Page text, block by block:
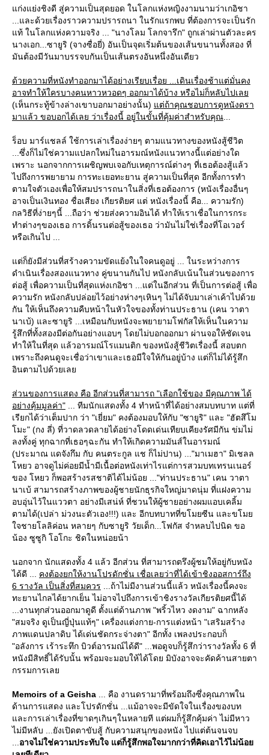
ก่งแย่งชิงดี สู่ความเป็นสุดยอด ในโลกแห่งหญิงงามนามว่าเกอิชา
...และด้วยเรื่องราวความปรารถนา ในรักแรกพบ ที่ต้องการจะเป็นรัก
ท้ ในโลกแห่งความจริง ... "นางโลม โลกจารึก" ถูกเล่าผ่านตัวละคร
นางเอก...ซายูริ (จางซื่อยี่) อันเป็นจุดเริ่มต้นของเส้นขนานทั้งสอง ที่
มันต้องมีวันมาบรรจบกันเป็นเส้นตรงอันหนึ่งอันเดียว
ด้วยความที่หนังทำออกมาได้อย่างเรียบเรื่อย ...เดินเรื่องช้าแต่มั่นคง
อาจทำให้ใครบางคนหาวหวอดๆ ออกมาได้บ้าง หรือไม่ก็หลับไปเล
(เห็นกระทู้ข้างล่างเขาบอกมาอย่างนั้น) ต่ถ้าคุณชอบการดูหนังดรา
มาแล้ว ขอบอกได้เลย ว่าเรื่องนี้ อยู่ในขั้นที่คุ้มค่าสำหรับคุณ...
ร็อบ มาร์แชลล์ ใช้การเล่าเรื่องง่ายๆ ตามแนวทางของหนังสู้ชีวิต
...ซึ่งก็ไม่ใช่ความแปลกใหม่ในอารมณ์หนังแนวทางนี้แต่อย่างใด
เพราะ นอกจากการเผชิญพบเจอกับเหตุการณ์ต่างๆ ที่เธอต้องสู้แล้ว
ไปถึงการพยายาม การทะเยอทะยาน สู่ความเป็นที่สุด อีกทั้งการทำ
ตามใจตัวเองเพื่อให้สมปรารถนาในสิ่งที่เธอต้องการ (หนังเรื่องอื่นๆ
อาจเป็นเงินทอง ชื่อเสียง เกียรติยศ แต่ หนังเรื่องนี้ คือ... ความรัก)
กลวิธีที่ง่ายๆนี้ ...ถือว่า ช่วยส่งความอินได้ ทำให้เราเชื่อในการกระ
ทำต่างๆของเธอ การดิ้นรนต่อสู้ของเธอ ว่ามันไม่ใช่เรื่องที่โอเวอร์
หรือเกินไป ...
ต่ก็ยังมีส่วนที่สร้างความขัดแย้งในใจคนดูอยู่ ... ในระหว่างการ
ดำเนินเรื่องสองแนวทาง คู่ขนานกันไป หนังกลับเน้นในส่วนของการ
ต่อสู้ เพื่อความเป็นที่สุดแห่งเกอิชา ...แต่ในอีกส่วน ที่เป็นการต่อสู้ เพื่อ
ความรัก หนังกลับปล่อยไว้อย่างห่างๆเหินๆ ไม่ได้จับมาเล่าเค้าไปด้ว
กัน ให้เห็นถึงความคืบหน้าในหัวใจของทั้งท่านประธาน (เคน วาตา
นาเบ้) และซายูริ ...เหมือนกับหนังจะพยายามโฟกัสให้เห็นในความ
รู้สึกที่ทั้งสองมีต่อกันอย่างแอบๆ โดยไม่บอกออกมา ผ่านจอให้ชัดเจน
ทำให้ในที่สุด แล้วอารมณ์โรแมนติก ของหนังสู้ชีวิตเรื่องนี้ สอบตก
เพราะถึงคนดูจะเชื่อว่าเขาและเธอมีใจให้กันอยู่บ้าง แต่ก็ไม่ได้รู้สึก
อินตามไปด้วยเล
ส่วนของการแสดง คือ อีกส่วนที่สามารถ "เลือกใช้ของ มีคุณภาพ ได้
อย่างคุ้มมูลค่า" ... ทีมนักแสดงทั้ง 4 ทำหน้าที่ได้อย่างสมบทบาท แต่ที่
เรียกได้ว่าเต็มปาก ว่า "เยี่ยม" คงต้องมอบให้กับ "ซายูริ" และ "ฮัตสึโม
มะ" (กง ลี่) ที่วาดลวดลายได้อย่างโดดเด่นเทียบเคียงรัศมีกัน ข่มไม่
ลงทั้งคู่ ทุกฉากที่เธอๆฉะกัน ทำให้เกิดความมันส์ในอารมณ์
(ประมาณ แดจังกึม กับ คนตระกูล แช ก็ไม่ปาน) ..."มาเมฮา" มิเชลล
หยว อาจดูไม่ค่อยมีน้ำมีเนื้อต่อหนังเท่าไรแต่การสวมบทเทรนเนอร์
ของ โหยว ก็พอสร้างรสชาติได้ไม่น้อย ..."ท่านประธาน" เคน วาตา
นาเบ้ สามารถสร้างภาพของผู้ชายนักธุรกิจใหญ่มาดนุ่ม ที่แฝงความ
อบอุ่นไว้ในแววตา อย่างมีเสน่ห์ ที่ชวนให้ผู้ชายอย่างผมแอบเคลิ้ม
ตามได้(เปล่า ม่วงนะตัวเอง!!!) และ อีกบทบาทที่ขโมยซีน และขโม
จชายโลลิค่อน หลายๆ กับซายูริ วัยเด็ก...โฟกัส จ๋าหลบไปนิด ขอ
น้อง ซูซูกิ โอโกะ ชิดในหน่อยน้า
นอกจาก นักแสดงทั้ง 4 แล้ว อีกส่วน ที่สามารถตรึงผู้ชมให้อยู่กับหนัง
ได้ดี ... คงต้องยกให้งานโปรดักชั่น เชื่อเลยว่าที่ได้เข้าชิงออสการ์ถึง
6 รางวัล เป็นสิ่งที่สมควร ...ถ้าไม่มีงานส่วนนี้แล้ว หนังเรื่องนี้คงจะ
ทะยานไกลได้ยากเย็น ไม่อาจไปถึงการเข้าชิงรางวัลเกียรติยศนี้ได้
...งานทุกส่วนออกมาดูดี ตั้งแต่ด้านภาพ "พริ้วไหว งดงาม" ฉากหลัง
"สมจริง ดูเป็นญี่ปุ่นแท้ๆ" เครื่องแต่งกาย-การแต่งหน้า "เสริมสร้าง
ภาพแดนปลาดิบ ได้เด่นชัดกระจ่างตา" อีกทั้ง เพลงประกอบก็
"อลังการ เร้าระทึก บิวต์อารมณ์ได้ดี" ...พอดูจบก็รู้สึกว่ารางวัลทั้ง 6 ที่
หนังมีสิทธิ์ได้รับนั้น พร้อมจะมอบให้ได้โดย มิบังอาจจะคัดค้านสายตา
กรรมการเล
Memoirs of a Geisha ... คือ งานดรามาที่พร้อมถึงซึ่งคุณภาพใน
ด้านการแสดง และโปรดักชั่น ...แม้อาจจะมีขัดใจในเรื่องของบท
ละการเล่าเรื่องที่ขาดๆเกินๆในหลายที แต่ผมก็รู้สึกคุ้มค่า ไม่มีหาว
ไม่มีหลับ ...ยังเปิดตาขับสู้ กับความสนุกของหนัง ไปแต่ต้นจนจบ
...อาจไม่ใช่ความประทับใจ แต่ก็รู้สึกพอใจมากกว่าที่คิดเอาไว้ไม่น้อ